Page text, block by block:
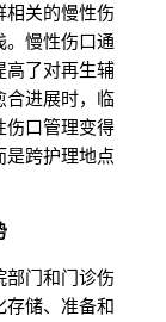
相关的慢性伤
。慢性伤口通
高了对再生辅
合进展时，临
伤口管理变得
是跨护理地点
部门和门诊伤
存储、准备和